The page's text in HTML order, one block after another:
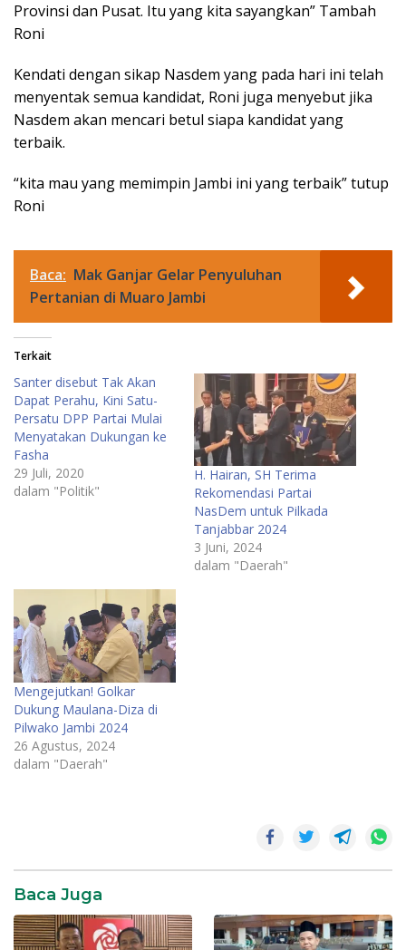
Provinsi dan Pusat. Itu yang kita sayangkan” Tambah
Roni
Kendati dengan sikap Nasdem yang pada hari ini telah
menyentak semua kandidat, Roni juga menyebut jika
Nasdem akan mencari betul siapa kandidat yang
terbaik.
“kita mau yang memimpin Jambi ini yang terbaik” tutup
Roni
Baca: Mak Ganjar Gelar Penyuluhan
Pertanian di Muaro Jambi
Terkait
Santer disebut Tak Akan
Dapat Perahu, Kini Satu-
Persatu DPP Partai Mulai
Menyatakan Dukungan ke
Fasha
29 Juli, 2020
dalam "Politik"
H. Hairan, SH Terima
Rekomendasi Partai
NasDem untuk Pilkada
Tanjabbar 2024
3 Juni, 2024
dalam "Daerah"
Mengejutkan! Golkar
Dukung Maulana-Diza di
Pilwako Jambi 2024
26 Agustus, 2024
dalam "Daerah"
Baca Juga